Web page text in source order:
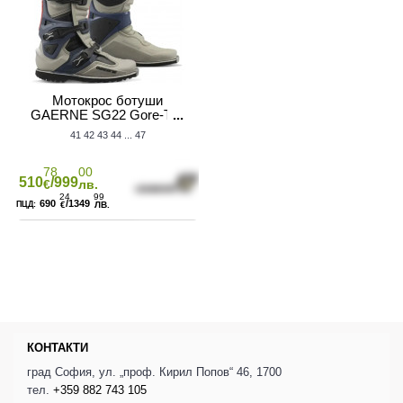
Мотокрос ботуши
GAERNE SG22 Gore-Tex
Rocky Sunset
41 42 43 44 47
510
78
€/999
00
лв.
690
24
€/1349
99
ЛВ.
КОНТАКТИ
град София, ул. „проф. Кирил Попов“ 46, 1700
тел. +359 882 743 105